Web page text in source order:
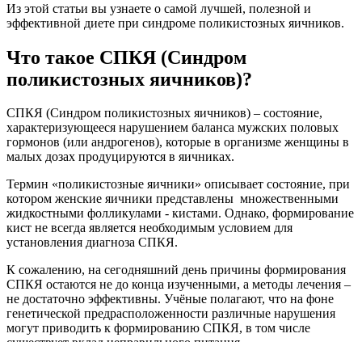
Из этой статьи вы узнаете о самой лучшей, полезной и
эффективной диете при синдроме поликистозных яичников.
Что такое СПКЯ (Синдром
поликистозных яичников)?
СПКЯ (Синдром поликистозных яичников) – состояние,
характеризующееся нарушением баланса мужских половых
гормонов (или андрогенов), которые в организме женщины в
малых дозах продуцируются в яичниках.
Термин «поликистозные яичники» описывает состояние, при
котором женские яичники представлены множественными
жидкостными фолликулами - кистами. Однако, формирование
кист не всегда является необходимым условием для
установления диагноза СПКЯ.
К сожалению, на сегодняшний день причины формирования
СПКЯ остаются не до конца изученными, а методы лечения –
не достаточно эффективны. Учёные полагают, что на фоне
генетической предрасположенности различные нарушения
могут приводить к формированию СПКЯ, в том числе